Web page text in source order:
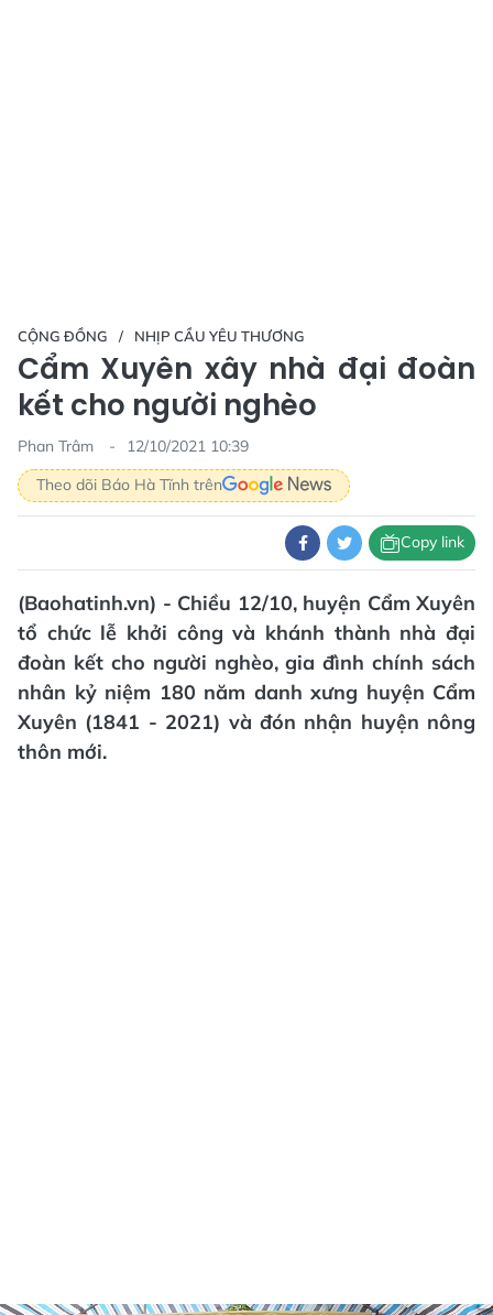
CỘNG ĐỒNG NHỊP CẦU YÊU THƯƠNG
Cẩm Xuyên xây nhà đại đoàn
kết cho người nghèo
Phan Trâm
12/10/2021 10:39
Theo dõi Báo Hà Tĩnh trên
Copy link
(Baohatinh.vn) - Chiều 12/10, huyện Cẩm Xuyên
tổ chức lễ khởi công và khánh thành nhà đại
đoàn kết cho người nghèo, gia đình chính sách
nhân kỷ niệm 180 năm danh xưng huyện Cẩm
Xuyên (1841 - 2021) và đón nhận huyện nông
thôn mới.